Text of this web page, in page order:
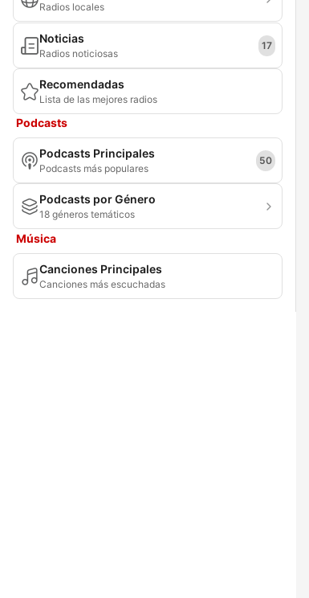
Radios locales
Noticias
Radios noticiosas
17
Recomendadas
Lista de las mejores radios
Podcasts
Podcasts Principales
Podcasts más populares
50
Podcasts por Género
18 géneros temáticos
Música
Canciones Principales
Canciones más escuchadas